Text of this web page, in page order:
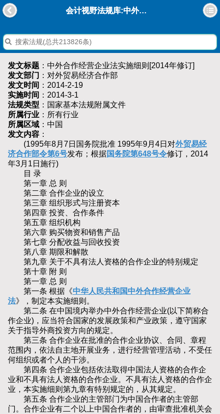
会计视野法规库:中外合作经营企业法实施细则[2014年修订]
发文标题 ：中外合作经营企业法实施细则[2014年修订]
发文部门 ：对外贸易经济合作部
发文时间 ：2014-2-19
实施时间 ：2014-3-1
法规类型 ：国家基本法规附属文件
所属行业 ：所有行业
所属区域 ：中国
发文内容 ：
(1995年8月7日国务院批准 1995年9月4日对外贸易经
济合作部令第6号发布；根据国务院第648号令修订，2014
年3月1日施行)
目 录
第一章 总 则
第二章 合作企业的设立
第三章 组织形式与注册资本
第四章 投资、合作条件
第五章 组织机构
第六章 购买物资和销售产品
第七章 分配收益与回收投资
第八章 期限和解散
第九章 关于不具有法人资格的合作企业的特别规定
第十章 附 则
第一章 总 则
第一条 根据《中华人民共和国中外合作经营企业
法》，制定本实施细则。
第二条 在中国境内举办中外合作经营企业(以下简称合
作企业)，应当符合国家的发展政策和产业政策，遵守国家
关于指导外商投资方向的规定。
第三条 合作企业在批准的合作企业协议、合同、章程
范围内，依法自主地开展业务，进行经营管理活动，不受任
何组织或者个人的干涉。
第四条 合作企业包括依法取得中国法人资格的合作企
业和不具有法人资格的合作企业。不具有法人资格的合作企
业，本实施细则第九章有特别规定的，从其规定。
第五条 合作企业的主管部门为中国合作者的主管部
门。合作企业有二个以上中国合作者的，由审查批准机关会